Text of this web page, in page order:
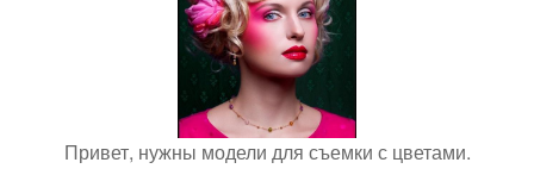
Привет, нужны модели для съемки с цветами.